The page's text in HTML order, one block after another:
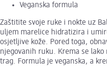
Veganska formula
Zaštitite svoje ruke i nokte uz
uljem marelice hidratizira i
osjetljive kože. Pored toga,
njegovanih ruku. Krema se
trag. Formula je veganska, a